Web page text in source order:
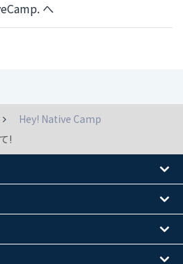
へ
Hey! Native Camp
!